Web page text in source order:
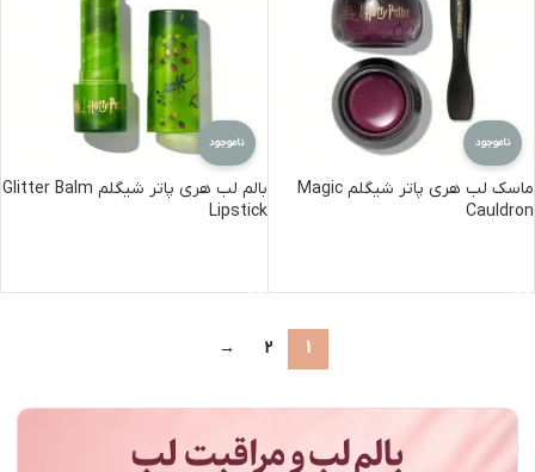
ناموجود
ماسک لب هری پاتر شیگلم Magic
Cauldron
ناموجود
بالم لب هری پاتر شیگلم Glitter Balm
Lipstick
1
2
→